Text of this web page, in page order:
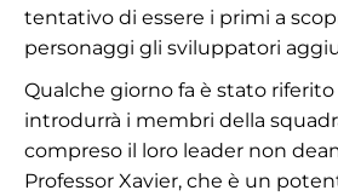
tentativo di essere i primi a
personaggi gli sviluppatori
Qualche giorno fa è stato
introdurrà i membri della
compreso il loro leader non
Professor Xavier, che è un